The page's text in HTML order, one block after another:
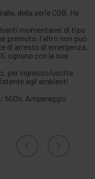
della serie COB. Ha
momentanei di tipo
premuto, l'altro non può
di arresto di emergenza.
ognuno con la sua
per ingresso/uscita
agli ambienti
500v. Amperaggio